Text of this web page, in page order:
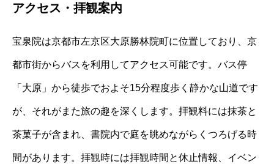
アクセス・拝観案内
宝泉院は京都市左京区大原勝林院町に位置しており、京
都市街からバスを利用してアクセス可能です。バス停
「大原」から徒歩でおよそ15分程度歩く静かな山道です
が、それがまた旅の趣を深くします。拝観料には抹茶と
茶菓子が含まれ、書院内で庭を眺めながらくつろげる時
間があります。拝観時には拝観時間と休止情報、イベン